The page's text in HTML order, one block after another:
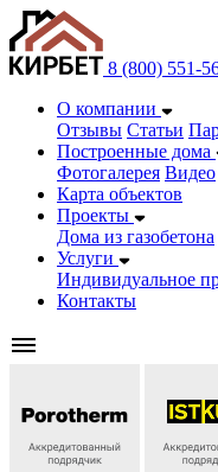
8 (800) 551-
О компании
Отзывы Статьи
Построенные дома
Фотогалерея Видео
Карта объектов
Проекты
Дома из газобетонa
Услуги
Индивидуальное
Контакты